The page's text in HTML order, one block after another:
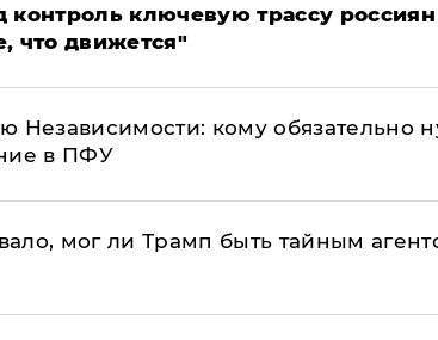
контроль ключевую трассу
что движется"
Независимости: кому обязательно
в ПФУ
мог ли Трамп быть тайным